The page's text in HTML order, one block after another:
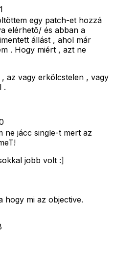
egy patch-et hozzá
elérhetõ/ és abban a
állást , ahol már
. Hogy miért , azt ne
az vagy erkölcstelen , vagy
.
ne jácc single-t mert az
jobb volt :]
hogy mi az objective.